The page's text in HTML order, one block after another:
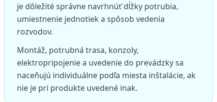
je dôležité správne navrhnúť dĺžky potrubia,
umiestnenie jednotiek a spôsob vedenia
rozvodov.
Montáž, potrubná trasa, konzoly,
elektropripojenie a uvedenie do prevádzky sa
naceňujú individuálne podľa miesta inštalácie, ak
nie je pri produkte uvedené inak.